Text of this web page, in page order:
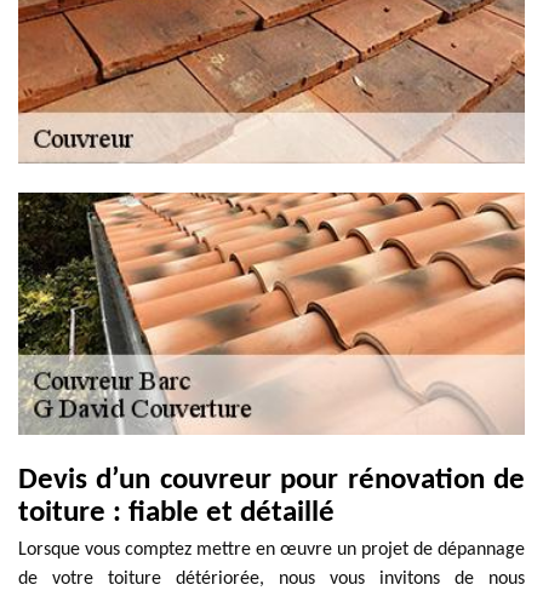
Devis d’un couvreur pour rénovation de
toiture : fiable et détaillé
Lorsque vous comptez mettre en œuvre un projet de dépannage
de votre toiture détériorée, nous vous invitons de nous